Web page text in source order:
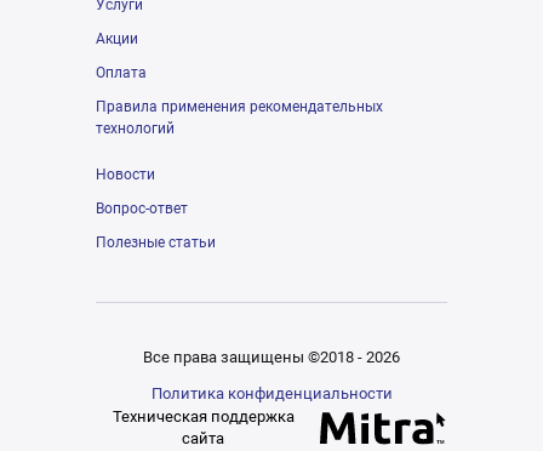
Услуги
Акции
Оплата
Правила применения рекомендательных
технологий
Новости
Вопрос-ответ
Полезные статьи
Все права защищены ©2018 - 2026
Политика конфиденциальности
Техническая поддержка
сайта